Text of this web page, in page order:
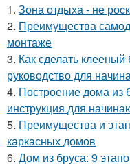
1. Зона отдыха - не
2. Преимущества
монтаже
3. Как сделать
руководство для
4. Построение дома из
инструкция для
5. Преимущества и
каркасных домов
6. Дом из бруса: 9